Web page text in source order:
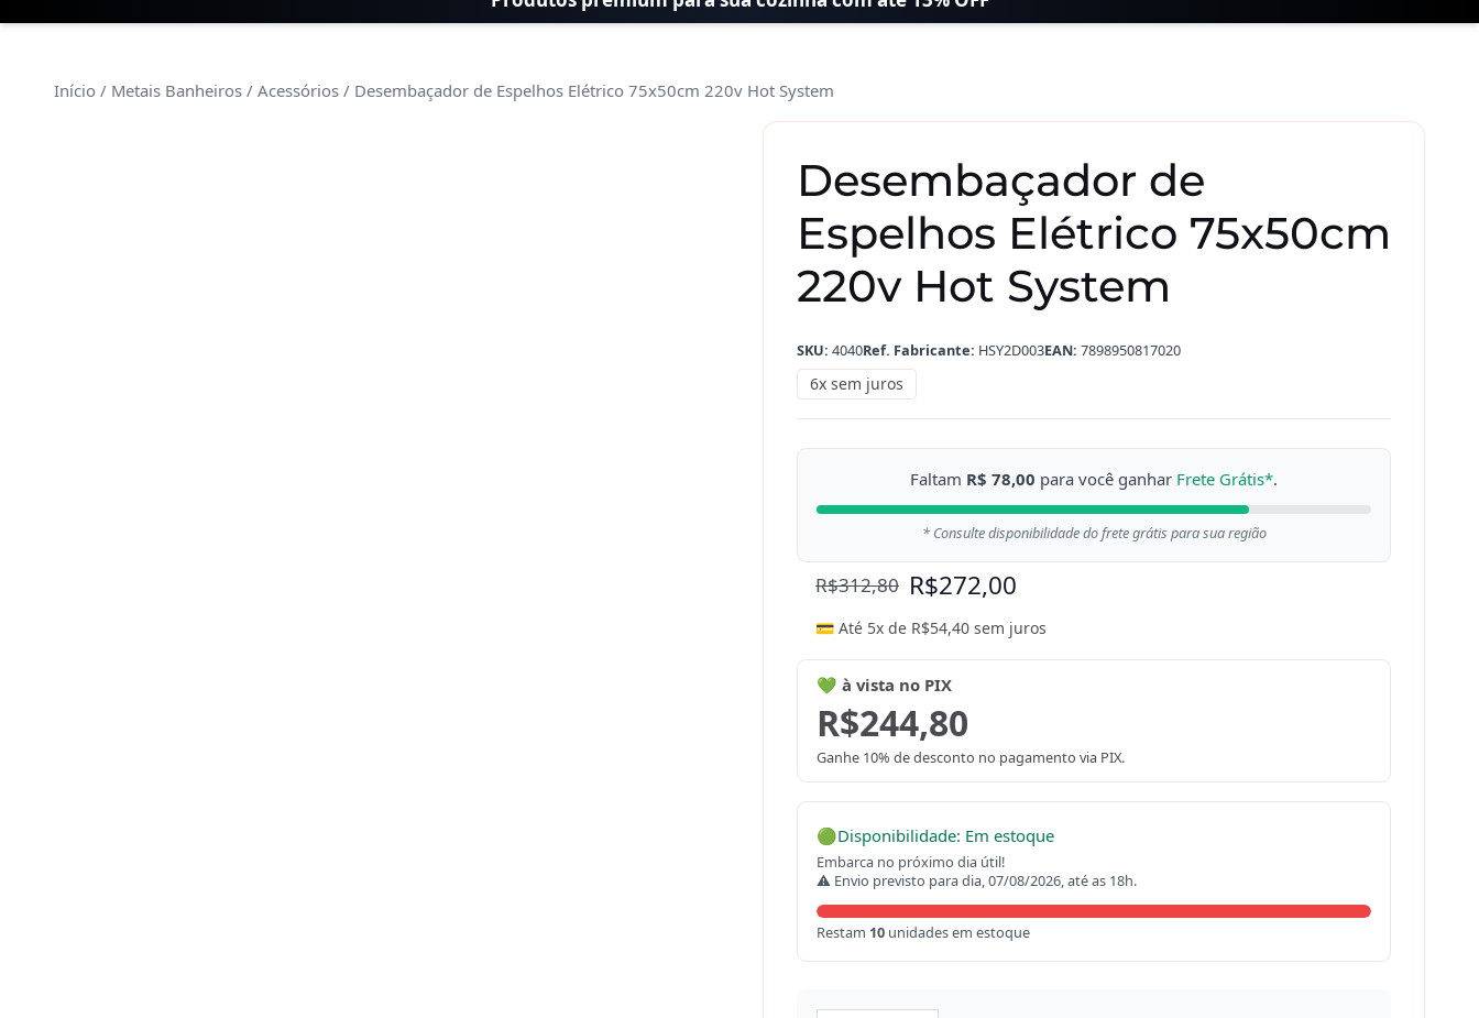
Início / Metais Banheiros / Acessórios / Desembaçador de Espelhos Elétrico 75x50cm 220v Hot System
Desembaçador de
Espelhos Elétrico 75x50cm
220v Hot System
SKU: 4040Ref. Fabricante: HSY2D003EAN: 7898950817020
6x sem juros
Faltam R$ 78,00 para você ganhar Frete Grátis*.
* Consulte disponibilidade do frete grátis para sua região
R$312,80 R$272,00
💳 Até 5x de R$54,40 sem juros
💚 à vista no PIX
R$244,80
Ganhe 10% de desconto no pagamento via PIX.
🟢Disponibilidade: Em estoque
Embarca no próximo dia útil!
⚠ Envio previsto para dia, 07/08/2026, até as 18h.
Restam 10 unidades em estoque
de
Espelhos
Elétrico
75x50cm
220v
Hot
quantidade